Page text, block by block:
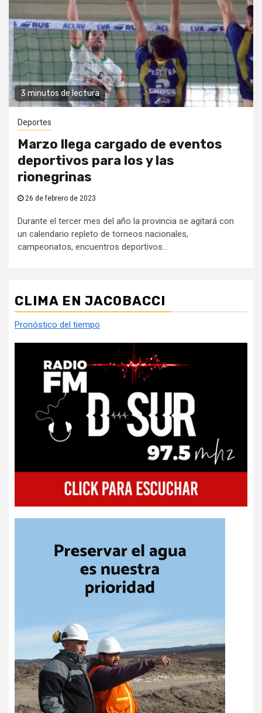
3 minutos de lectura
Deportes
Marzo llega cargado de eventos
deportivos para los y las
rionegrinas
26 de febrero de 2023
Durante el tercer mes del año la provincia se agitará con
un calendario repleto de torneos nacionales,
campeonatos, encuentros deportivos...
CLIMA EN JACOBACCI
Pronóstico del tiempo